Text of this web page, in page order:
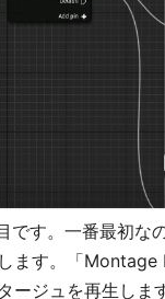
す。一番最初な
ます。「Montage
ージュを再生しま